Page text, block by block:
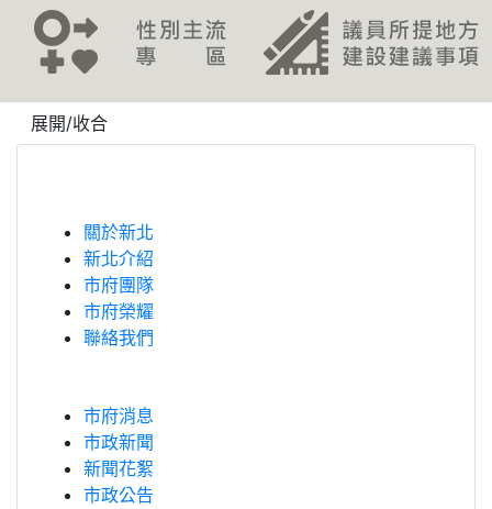
展開/收合
關於新北
新北介紹
市府團隊
市府榮耀
聯絡我們
市府消息
市政新聞
新聞花絮
市政公告